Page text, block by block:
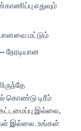
எதுவும்
மட்டும்
கொண்டு டிரீம்
இல்லை,
இல்லை. உங்கள்